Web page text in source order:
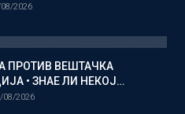
2026
ПРОТИВ ВЕШТАЧКА
• ЗНАЕ ЛИ НЕКОЈ…
08/2026